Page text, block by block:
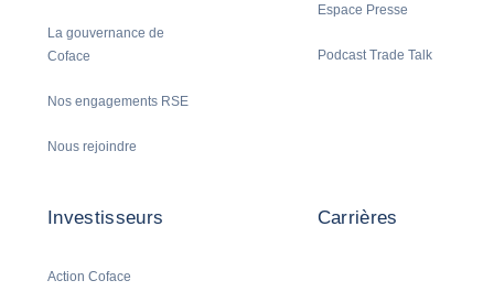
La gouvernance de
Coface
Nos engagements RSE
Nous rejoindre
Espace Presse
Podcast Trade Talk
Investisseurs
Action Coface
Carrières